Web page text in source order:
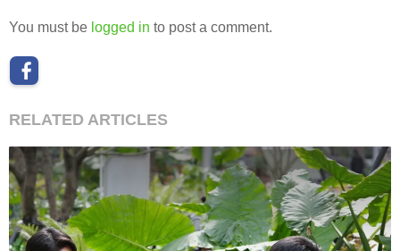
You must be logged in to post a comment.
RELATED ARTICLES